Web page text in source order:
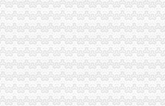
代办公司场有限公司
消费纠纷1944件
重庆公司注销专题调研微型企业发展工作
企业发展工作提出要求
川局重庆代办公司工作
推进农村经纪人培训工作
预约登记制度服务外资企业受好评
办单”重庆分公司注销制度提高执行力